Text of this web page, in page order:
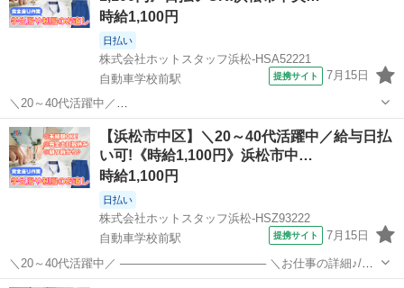
時給1,100円
日払い
株式会社ホットスタッフ浜松-HSA52221
自動車学校前駅
提携サイト 7月15日
＼20～40代活躍中／
・・・・・・・・・・・・・・・・・・・・・・・・・・・・・・・
・・・・・・・ 【担当していただくお仕事はこちら♪】 修繕が必要な
衣類を扱う 物流会社さんでのおしごと★ 回収した学生服やユニフォ
ー...
静岡 自動車学校前駅 その他
【浜松市中区】＼20～40代活躍中／給与日払
い可!《時給1,100円》浜松市中…
時給1,100円
日払い
株式会社ホットスタッフ浜松-HSZ93222
自動車学校前駅
提携サイト 7月15日
＼20～40代活躍中／ ────────────────── ＼お仕事の詳細♪/
────────────────── 修繕が必要な衣類を扱う 物流会社さんで